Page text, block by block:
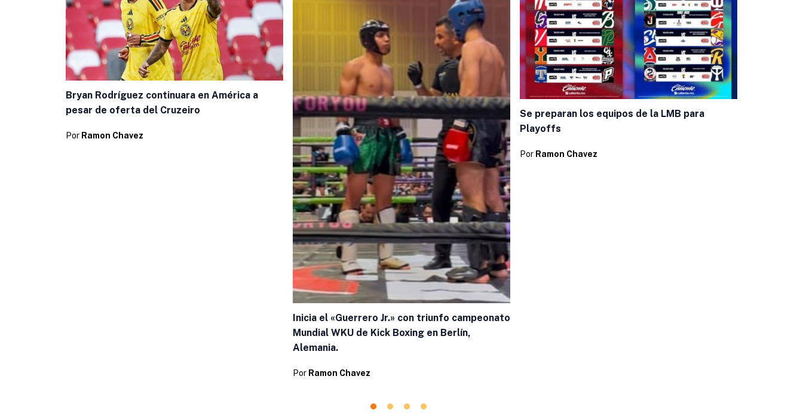
Bryan Rodríguez continuara en América a
pesar de oferta del Cruzeiro
Por Ramon Chavez
Inicia el «Guerrero Jr.» con triunfo campeonato
Mundial WKU de Kick Boxing en Berlín,
Alemania.
Por Ramon Chavez
Se preparan los equipos de la LMB para
Playoffs
Por Ramon Chavez